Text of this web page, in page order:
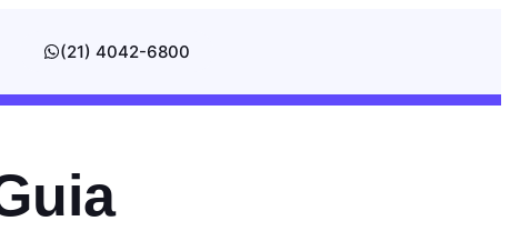
(21) 4042-6800